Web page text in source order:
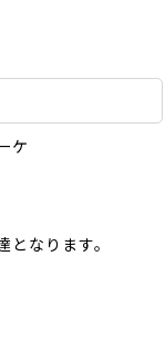
ケ
となります。